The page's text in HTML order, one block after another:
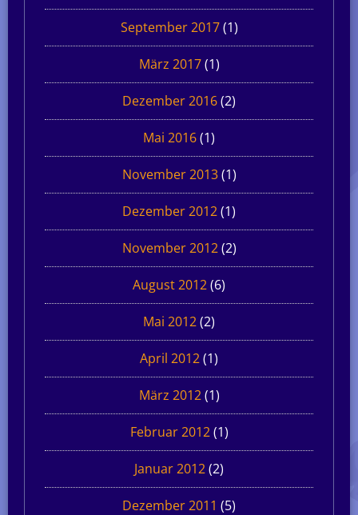
September 2017(1)
März 2017(1)
Dezember 2016(2)
Mai 2016(1)
November 2013(1)
Dezember 2012(1)
November 2012(2)
August 2012(6)
Mai 2012(2)
April 2012(1)
März 2012(1)
Februar 2012(1)
Januar 2012(2)
Dezember 2011 (5)